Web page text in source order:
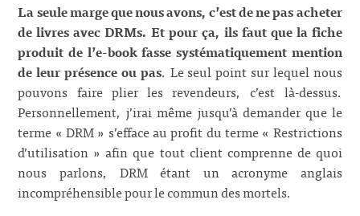
La seule marge que nous avons, c’est de ne pas acheter
de livres avec DRMs. Et pour ça, ils faut que la fiche
produit de l’e-book fasse systématiquement mention
de leur présence ou pas. Le seul point sur lequel nous
pouvons faire plier les revendeurs, c’est là-dessus.
Personnellement, j’irai même jusqu’à demander que le
terme « DRM » s’efface au profit du terme « Restrictions
d’utilisation » afin que tout client comprenne de quoi
nous parlons, DRM étant un acronyme anglais
incompréhensible pour le commun des mortels.